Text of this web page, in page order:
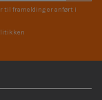
til framelding er anført i